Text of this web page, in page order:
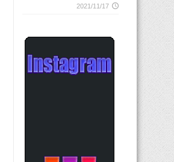
2021/11/17